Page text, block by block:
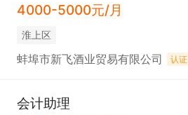
4000-5000元/月
淮上区
蚌埠市新飞酒业贸易有限公司 认证
会计助理